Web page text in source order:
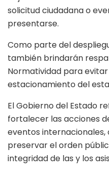
solicitud ciudadana o
presentarse.
Como parte del
también brindarán
Normatividad para
estacionamiento del
El Gobierno del Estado
fortalecer las acciones
eventos
preservar el orden
integridad de las y los